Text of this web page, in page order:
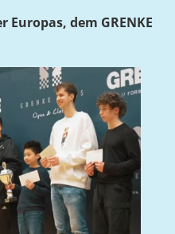
dem GRENKE